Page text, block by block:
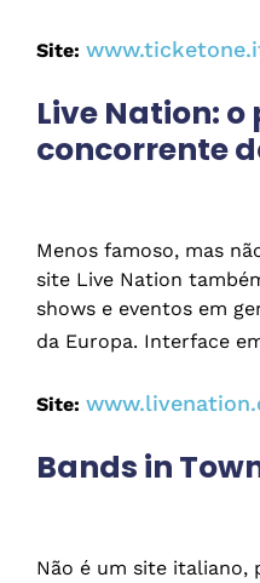
Site:
Live Nation:
concorrente
Menos famoso, mas
site Live Nation
shows e eventos em
da Europa. Interface
Site:
Bands in
Não é um site italiano,